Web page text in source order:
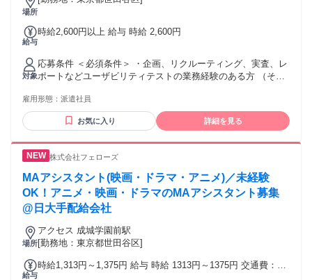
場所
給与
時給2,600円以上 給与 時給 2,600円
対象
応募条件 ＜必須条件＞ ・企画、リクルーティング、実査、レ
ポートなどユーザビリティテストの業務経験のある方 （その
ユーザビリティテスト経験があるプロジェクト数、セッショ
ン数、1セッションあたりの時間を、参考までに教えていただ
きたいです。 ・Webサイトやアプリの制作ディレクションや
イン制作物に対する品質管理などの経験 ・データや情報の管
理業務経験 ・プロジェクト進行管理やアシスタント業務経験
（部署横断的な調整経験があると尚可） ＜歓迎条件＞ ・
Microsoft Planner、SharePoint等クラウドツールの操作経験
・Figmaなどのデザインツール使用経験 ・HTMLの基礎的な知
識 ・デスクリサーチ経験 ・メール・チャットにおける英語の
読み書き（翻訳ツール使用可） ・生成AIを活用した職務経験
＜求める人物像＞ ・複数案件の期日・進行状況を管理しなが
ら適切に対応できる方 ・さまざまな領域のグループ各事業部
門の担当者と連携し、プロジェクトを円滑に進められる方 ・
雇用形態： 派遣社員
お気に入り 詳細を見る
株式会社フェローズ
MAアシスタント(映画・ドラマ・アニメ)／未経験
OK！アニメ・映画・ドラマのMAアシスタント募集
@日大手配給会社
場所
アクセス 成城学園前駅
[勤務地：東京都世田谷区]
給与
時給1,313円～1,375円 給与 時給 1313円～1375円 交通費：交